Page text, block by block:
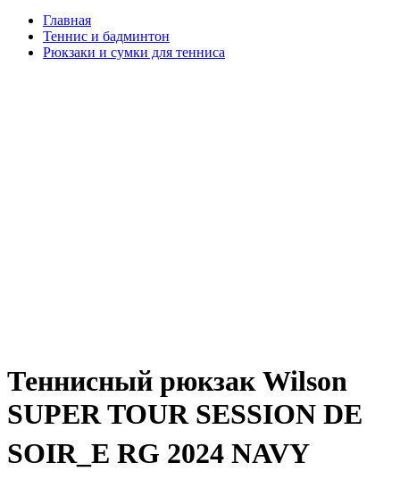
Главная
Теннис и бадминтон
Рюкзаки и сумки для тенниса
Теннисный рюкзак Wilson
SUPER TOUR SESSION DE
SOIR_E RG 2024 NAVY